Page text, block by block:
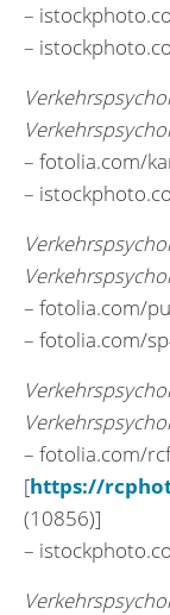
–
–
– fotolia.com/
–
– fotolia.com/
– fotolia.com/
– fotolia.com/
[https://
(10856)]
–